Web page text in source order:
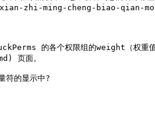
zhi-ming-cheng-biao-qian-mo-
的各个权限组的weight（权重
页面。
的显示中?